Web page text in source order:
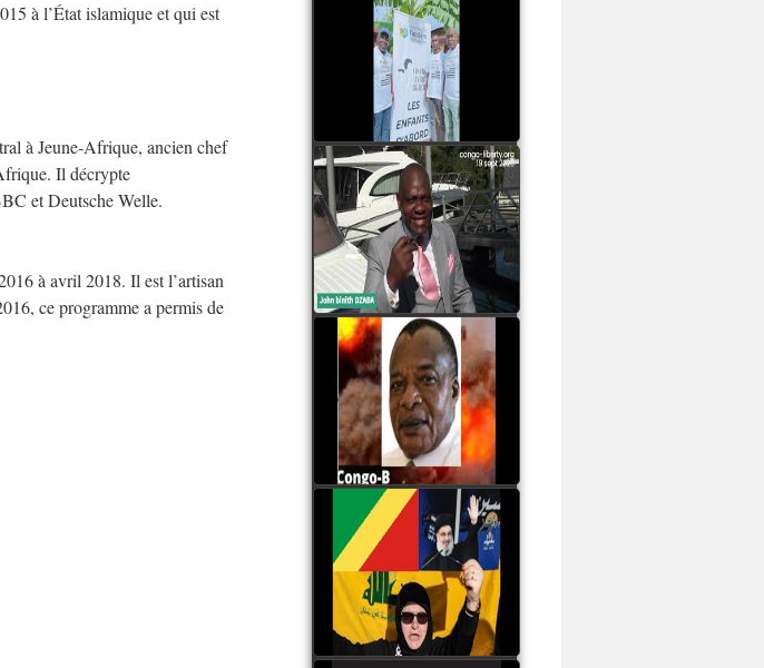
à l’État islamique et qui est
à Jeune-Afrique, ancien chef
Il décrypte
et Deutsche Welle.
à avril 2018. Il est l’artisan
ce programme a permis de
watch video
John Binith Dzaba
s'exprime sur le voyage
de Rodrigue Malanda
Samba à Paris
watch video
Poaty Pangou La
Conférence des ethnies
est la seule solution pour
éviter la scission du
Congo B
watch video
Les liaisons dangereuses
du clan Sassou Nguesso
avec le Hezbollah
watch video